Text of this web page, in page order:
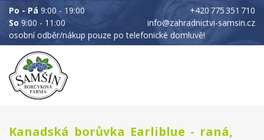
Po - Pá 9:00 - 19:00
So 9:00 - 11:00
+420 775 351 710
info@zahradnictvi-samsin.cz
osobní odběr/nákup pouze po telefonické domluvě!
Kanadská borůvka Earliblue - raná,